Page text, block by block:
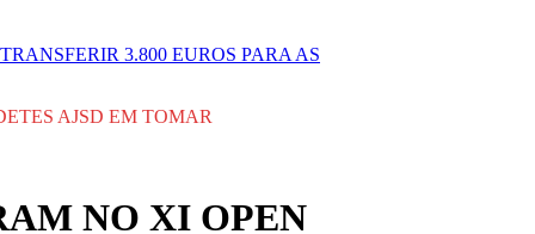
3.800 EUROS PARA AS
AJSD EM TOMAR
NO XI OPEN